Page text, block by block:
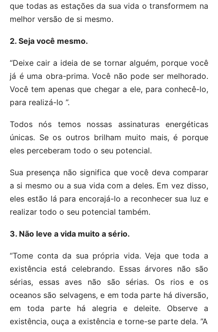
que todas as estações da sua vida o transformem na
melhor versão de si mesmo.
2. Seja você mesmo.
“Deixe cair a ideia de se tornar alguém, porque você
já é uma obra-prima. Você não pode ser melhorado.
Você tem apenas que chegar a ele, para conhecê-lo,
para realizá-lo ”.
Todos nós temos nossas assinaturas energéticas
únicas. Se os outros brilham muito mais, é porque
eles perceberam todo o seu potencial.
Sua presença não significa que você deva comparar
a si mesmo ou a sua vida com a deles. Em vez disso,
eles estão lá para encorajá-lo a reconhecer sua luz e
realizar todo o seu potencial também.
3. Não leve a vida muito a sério.
“Tome conta da sua própria vida. Veja que toda a
existência está celebrando. Essas árvores não são
sérias, essas aves não são sérias. Os rios e os
oceanos são selvagens, e em toda parte há diversão,
em toda parte há alegria e deleite. Observe a
existência, ouça a existência e torne-se parte dela. ”A